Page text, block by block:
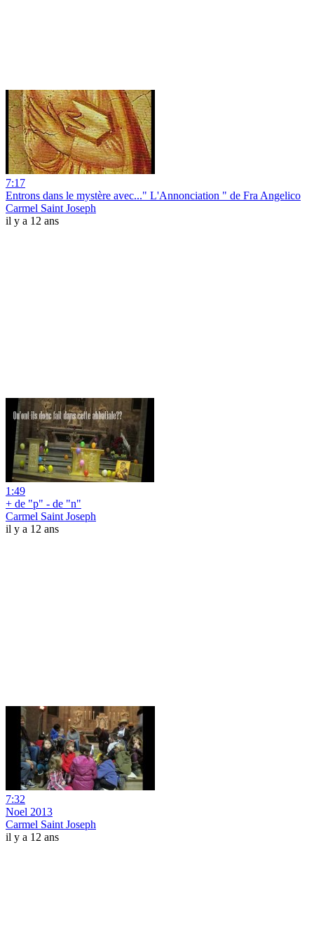
7:17
Entrons dans le mystère avec..." L'Annonciation " de Fra Angelico
Carmel Saint Joseph
il y a 12 ans
1:49
+ de "p" - de "n"
Carmel Saint Joseph
il y a 12 ans
7:32
Noel 2013
Carmel Saint Joseph
il y a 12 ans